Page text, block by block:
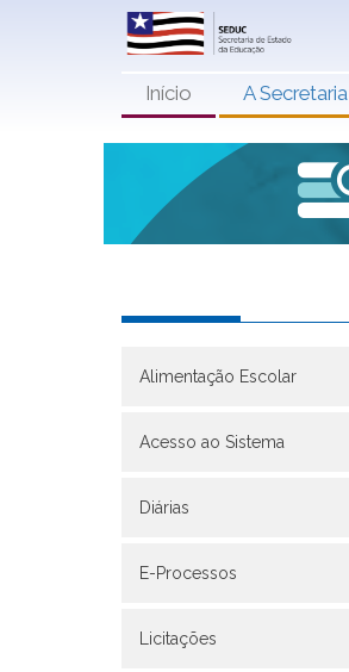
Início A Secretaria
Alimentação Escolar
Acesso ao Sistema
Diárias
E-Processos
Licitações